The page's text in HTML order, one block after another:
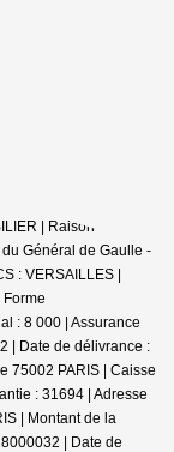
| Raison
Général de Gaulle -
: VERSAILLES |
: 8 000 | Assurance
| Date de délivrance :
75002 PARIS | Caisse
: 31694 | Adresse
| Montant de la
| Date de